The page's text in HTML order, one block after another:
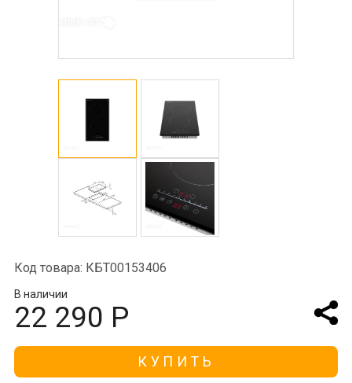
Код товара: КБТ00153406
В наличии
22 290 Р
КУПИТЬ